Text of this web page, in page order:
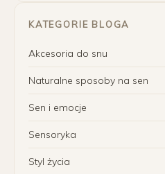
KATEGORIE BLOGA
Akcesoria do snu
Naturalne sposoby na sen
Sen i emocje
Sensoryka
Styl życia